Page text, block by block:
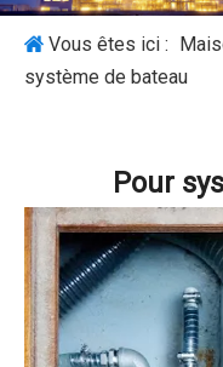
Vous êtes ici :
système de bateau
Pour